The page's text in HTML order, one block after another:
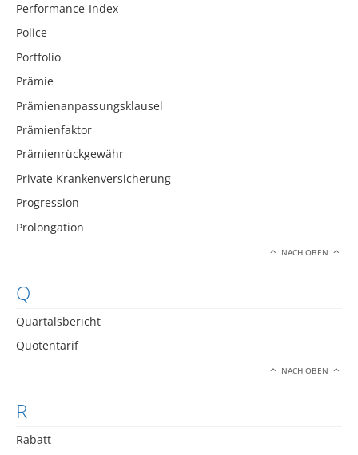
Performance-Index
Police
Portfolio
Prämie
Prämienanpassungsklausel
Prämienfaktor
Prämienrückgewähr
Private Krankenversicherung
Progression
Prolongation
NACH OBEN
Q
Quartalsbericht
Quotentarif
NACH OBEN
R
Rabatt